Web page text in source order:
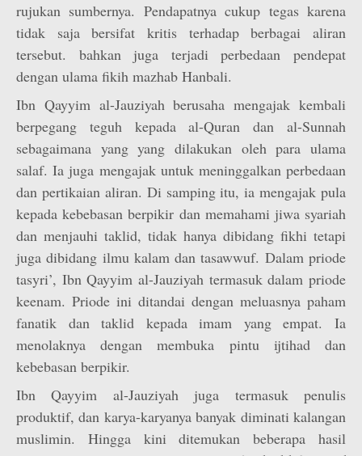
rujukan sumbernya. Pendapatnya cukup tegas karena
tidak saja bersifat kritis terhadap berbagai aliran
tersebut. bahkan juga terjadi perbedaan pendepat
dengan ulama fikih mazhab Hanbali.
Ibn Qayyim al-Jauziyah berusaha mengajak kembali
berpegang teguh kepada al-Quran dan al-Sunnah
sebagaimana yang yang dilakukan oleh para ulama
salaf. Ia juga mengajak untuk meninggalkan perbedaan
dan pertikaian aliran. Di samping itu, ia mengajak pula
kepada kebebasan berpikir dan memahami jiwa syariah
dan menjauhi taklid, tidak hanya dibidang fikhi tetapi
juga dibidang ilmu kalam dan tasawwuf. Dalam priode
tasyri’, Ibn Qayyim al-Jauziyah termasuk dalam priode
keenam. Priode ini ditandai dengan meluasnya paham
fanatik dan taklid kepada imam yang empat. Ia
menolaknya dengan membuka pintu ijtihad dan
kebebasan berpikir.
Ibn Qayyim al-Jauziyah juga termasuk penulis
produktif, dan karya-karyanya banyak diminati kalangan
muslimin. Hingga kini ditemukan beberapa hasil